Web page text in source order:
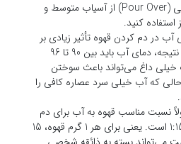
تک خاستگاه خود را به بهترین شکل ممکن
ببرید.
منحصر به فرد، عطر خاص و فرآیند تولید
دارد. این قهوه‌ها نه تنها طعمی
ارمغان می‌آورند، بلکه از نظر کیفیت و
در حالی که قیمت بالاتر و دسترسی
برخی مصرف‌کنندگان چالش‌هایی ایجاد